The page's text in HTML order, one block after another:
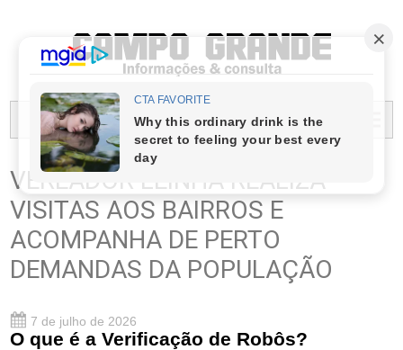
MENU...
VEREADOR LEINHA REALIZA
VISITAS AOS BAIRROS E
ACOMPANHA DE PERTO
DEMANDAS DA POPULAÇÃO
7 de julho de 2026
O que é a Verificação de Robôs?